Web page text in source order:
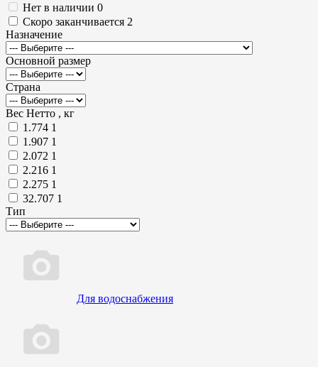
Нет в наличии 0
Скоро заканчивается 2
Назначение
Основной размер
Страна
Вес Нетто , кг
1.774 1
1.907 1
2.072 1
2.216 1
2.275 1
32.707 1
Тип
Для водоснабжения